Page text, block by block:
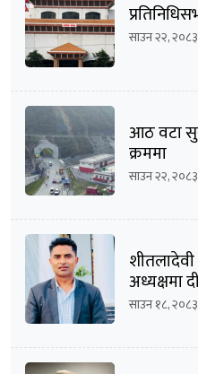
साउन २२, २०८३
आठ वटा
क्रममा
साउन २२, २०८३
अध्यक्षमा
साउन १८, २०८३